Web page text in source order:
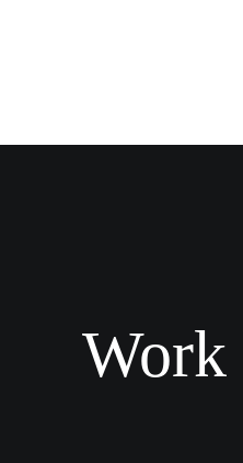
Work